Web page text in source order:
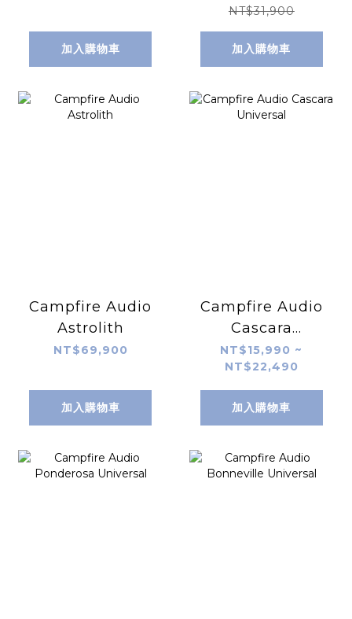
加入購物車
NT$31,900
加入購物車
Campfire Audio
Astrolith
NT$69,900
加入購物車
Campfire Audio
Cascara
Universal
NT$15,990 ~
NT$22,490
加入購物車